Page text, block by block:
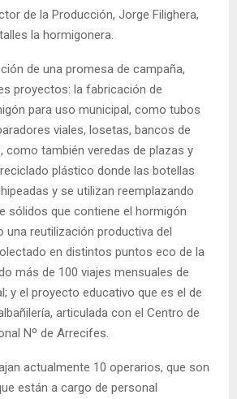
de la Producción, Jorge Filighera,
la hormigonera.
de una promesa de campaña,
proyectos: la fabricación de
para uso municipal, como tubos
viales, losetas, bancos de
como también veredas de plazas y
plástico donde las botellas
y se utilizan reemplazando
sólidos que contiene el hormigón
una reutilización productiva del
en distintos puntos eco de la
más de 100 viajes mensuales de
y el proyecto educativo que es el de
articulada con el Centro de
Nº de Arrecifes.
actualmente 10 operarios, que son
están a cargo de personal